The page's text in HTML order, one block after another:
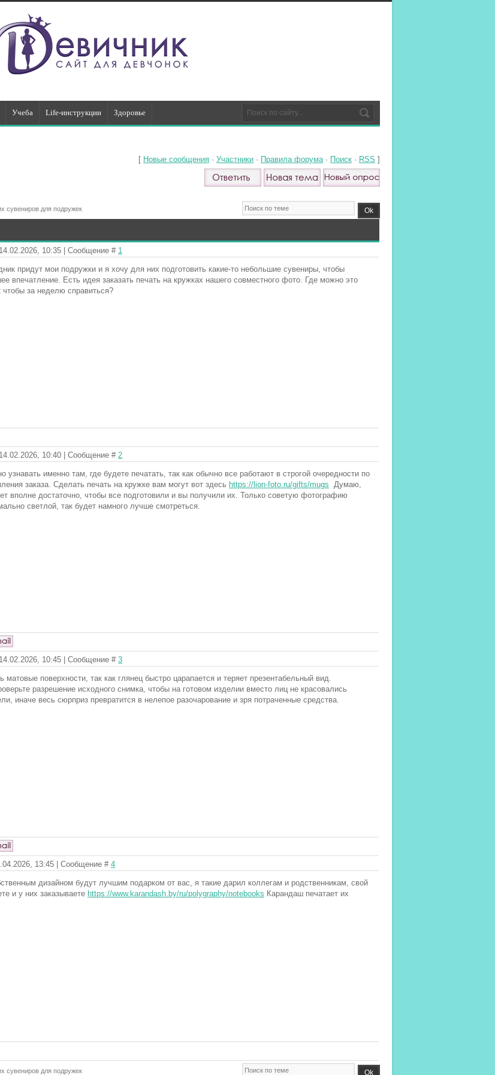
Учеба Life-инструкции Здоровье
[ Новые сообщения · Участники · Правила форума· Поиск · RSS ]
сувениров для подружек
10:35 | Сообщение # 1
придут мои подружки и я хочу для них подготовить какие-то небольшие сувениры, чтобы
впечатление. Есть идея заказать печать на кружках нашего совместного фото. Где можно это
чтобы за неделю справиться?
10:40 | Сообщение #2
узнавать именно там, где будете печатать, так как обычно все работают в строгой очередности по
заказа. Сделать печать на кружке вам могут вот здесь https://lion-foto.ru/gifts/mugs Думаю,
вполне достаточно, чтобы все подготовили и вы получили их. Только советую фотографию
светлой, так будет намного лучше смотреться.
10:45 | Сообщение #3
матовые поверхности, так как глянец быстро царапается и теряет презентабельный вид.
разрешение исходного снимка, чтобы на готовом изделии вместо лиц не красовались
иначе весь сюрприз превратится в нелепое разочарование и зря потраченные средства.
13:45 | Сообщение # 4
дизайном будут лучшим подарком от вас, я такие дарил коллегам и родственникам, свой
и у них заказываете https://www.karandash.by/ru/polygraphy/notebooks Карандаш печатает их
сувениров для подружек